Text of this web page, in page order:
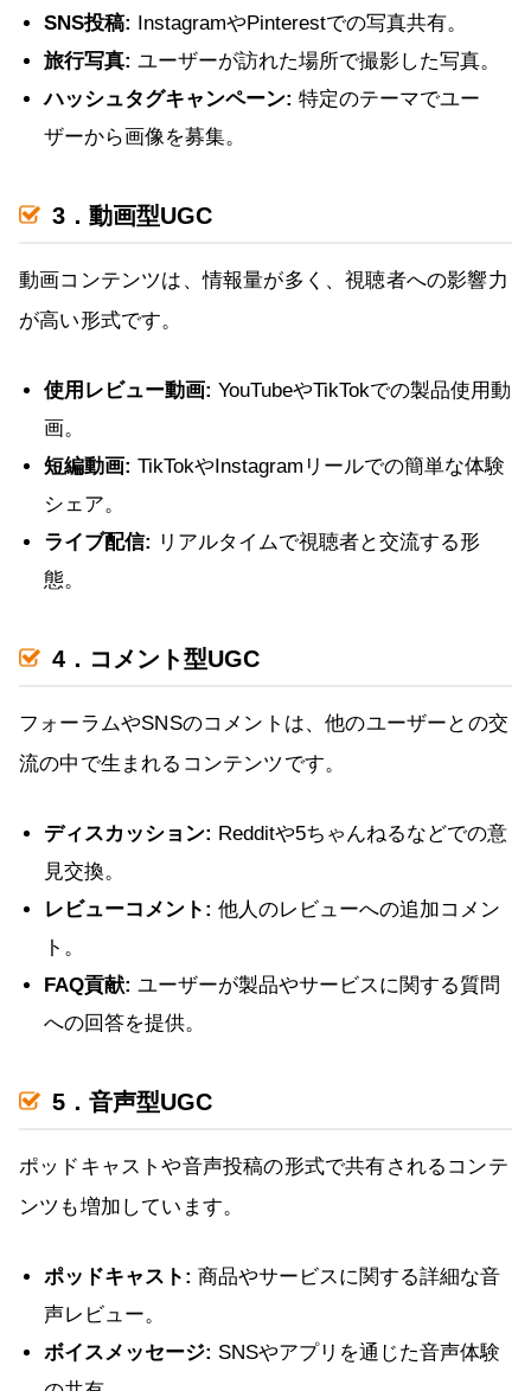
SNS投稿: InstagramやPinterestでの写真共有。
旅行写真: ユーザーが訪れた場所で撮影した写真。
ハッシュタグキャンペーン: 特定のテーマでユー
ザーから画像を募集。
3．動画型UGC
動画コンテンツは、情報量が多く、視聴者への影響力
が高い形式です。
使用レビュー動画: YouTubeやTikTokでの製品使用動
画。
短編動画: TikTokやInstagramリールでの簡単な体験
シェア。
ライブ配信: リアルタイムで視聴者と交流する形
態。
4．コメント型UGC
フォーラムやSNSのコメントは、他のユーザーとの交
流の中で生まれるコンテンツです。
ディスカッション: Redditや5ちゃんねるなどでの意
見交換。
レビューコメント: 他人のレビューへの追加コメン
ト。
FAQ貢献: ユーザーが製品やサービスに関する質問
への回答を提供。
5．音声型UGC
ポッドキャストや音声投稿の形式で共有されるコンテ
ンツも増加しています。
ポッドキャスト: 商品やサービスに関する詳細な音
声レビュー。
ボイスメッセージ: SNSやアプリを通じた音声体験